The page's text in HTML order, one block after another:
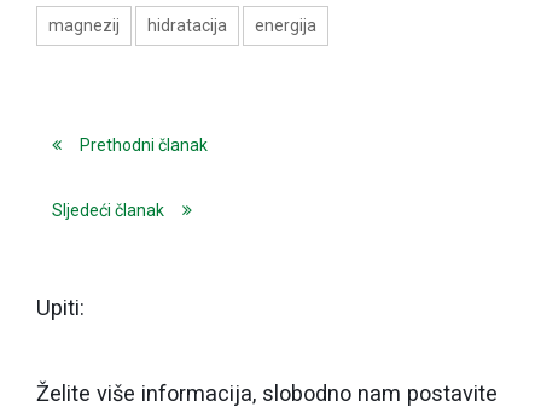
magnezij hidratacija energija
Prethodni članak
Sljedeći članak
Upiti:
Želite više informacija, slobodno nam postavite